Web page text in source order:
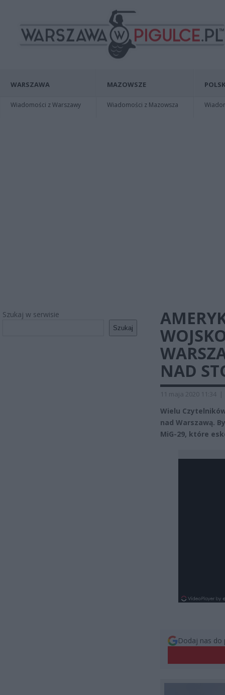
WARSZAWA
Wiadomości z Warszawy
MAZOWSZE
Wiadomości z Mazowsza
Szukaj w serwisie
Szukaj
NAD
11 maja 2020 11:34 |
Wielu
nad Warszawą.
MiG-29, które
Dodaj nas do